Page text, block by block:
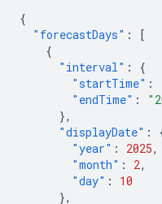
{
"forecastDays" :
[
{
"interval" :
{
"startTime" :
"endTime" :
},
"displayDate" :
"year" : 2025,
"month" : 2,
"day" :
10
},